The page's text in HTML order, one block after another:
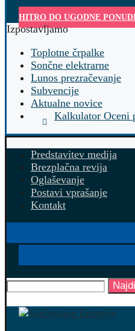
HITRO DO UGODNE
Izpostavljamo
Toplotne črpalke
Sončne elektrarne
Lunos prezračevanje
Subvencije
Aktualne novice
Kalkulator Oceni
Predstavitev medija
Brezplačna revija
Oglaševanje
Postavi vprašanje
Kontakt
Najdi